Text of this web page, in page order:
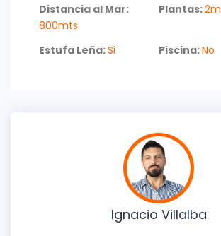
Distancia al Mar:
800mts
Plantas:2m
Estufa Leña:Si Piscina:No
Ignacio Villalba